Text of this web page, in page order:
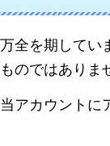
全を期して
のではありま
アカウントに